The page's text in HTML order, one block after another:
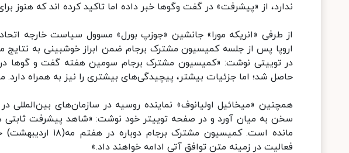
ندارد، از «پیشرفت» در گفت وگوها خبر داده‌ اما تاکید کرده اند که هنوز
از طرفی «انریکه مورا» جانشین «جوزپ بورل» مسوول سیاست خارجه
اروپا پس از جلسه کمیسیون مشترک برجام ضمن ابراز خوشبینی به نتایج
در توییتی نوشت: «کمیسیون مشترک برجام سومین هفته‌ گفت‌ و گوها
حاصل شد؛ اما جزئیات بیشتر، پیچیدگی‌های بیشتری را نیز به همراه دارد.
همچنین «میخائیل اولیانوف» نماینده روسیه در سازمان‌های
سخن به میان آورد و در صفحه توییتر خود نوشت: «شاهد پیشرفت ثابتی
مانده است. کمیسیون
فعالیت در زمینه متن توافق آتی ادامه خواهند داد.»